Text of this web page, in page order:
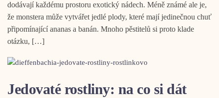
dodávají každému prostoru exotický nádech. Méně známé ale je,
že monstera může vytvářet jedlé plody, které mají jedinečnou chuť
připomínající ananas a banán. Mnoho pěstitelů si proto klade
otázku, […]
Jedovaté rostliny: na co si dát